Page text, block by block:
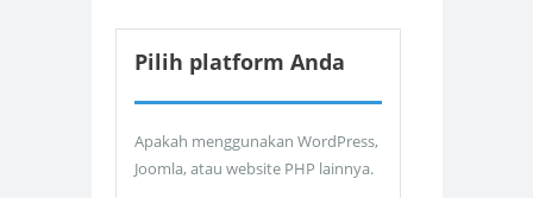
Pilih platform Anda
Apakah menggunakan WordPress,
Joomla, atau website PHP lainnya.